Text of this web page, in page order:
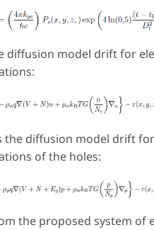
diffusion model drift for
the diffusion model drift
of the holes:
the proposed system of